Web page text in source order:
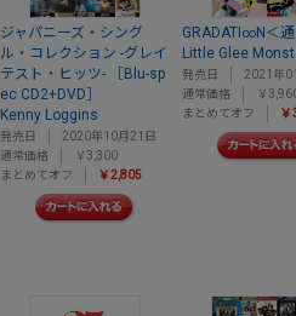
ジャパニーズ・シング
ル・コレクション -グレイ
テスト・ヒッツ- ［Blu-sp
ec CD2+DVD］
Kenny Loggins
発売日
2020年10月21日
通常価格
￥3,300
まとめてオフ
￥2,805
GRADATI∞N＜
Little Glee
発売日
2021年
通常価格
￥
まとめてオフ
￥